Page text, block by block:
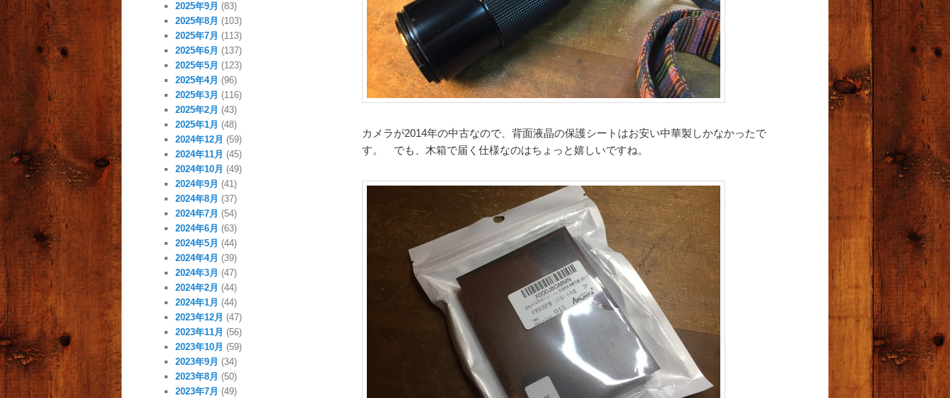
カメラが2014年の中古なので、背面液晶の保護シートはお安い中華製しかなかったで
す。 でも、木箱で届く仕様なのはちょっと嬉しいですね。
2025年9月 (83)
2025年8月 (103)
2025年7月 (113)
2025年6月 (137)
2025年5月 (123)
2025年4月 (96)
2025年3月 (116)
2025年2月 (43)
2025年1月 (48)
2024年12月 (59)
2024年11月 (45)
2024年10月 (49)
2024年9月 (41)
2024年8月 (37)
2024年7月 (54)
2024年6月 (63)
2024年5月 (44)
2024年4月 (39)
2024年3月 (47)
2024年2月 (44)
2024年1月 (44)
2023年12月 (47)
2023年11月 (56)
2023年10月 (59)
2023年9月 (34)
2023年8月 (50)
2023年7月 (49)